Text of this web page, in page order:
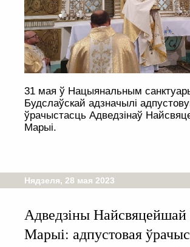
31 мая ў Нацыянальным
Будслаўскай адзначылі
ўрачыстасць Адведзінаў
Марыі.
Нядзеля, 28 мая 2023
Адведзіны
Марыі: адпустовая